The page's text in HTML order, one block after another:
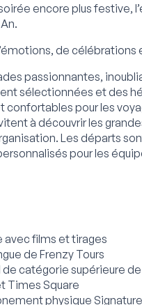
encore plus festive,
de célébrations
passionnantes,
sélectionnées et des
confortables pour les
à découvrir les
Les départs
pour les
avec films et tirages
de Frenzy Tours
catégorie supérieure
Times Square
physique